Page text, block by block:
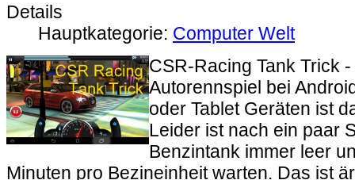
Details
Hauptkategorie: Computer Welt
CSR-Racing Tank Trick
Autorennspiel bei
oder Tablet Geräten ist
Leider ist nach ein paar
Benzintank immer leer
Minuten pro Bezineinheit warten. Das ist